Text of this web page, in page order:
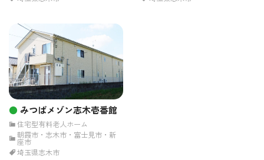
みつばメゾン志木壱番館
住宅型有料老人ホーム
朝霞市・志木市・富士見市・新
座市
埼玉県志木市